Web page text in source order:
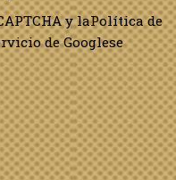
y laPolítica de
de Googlese